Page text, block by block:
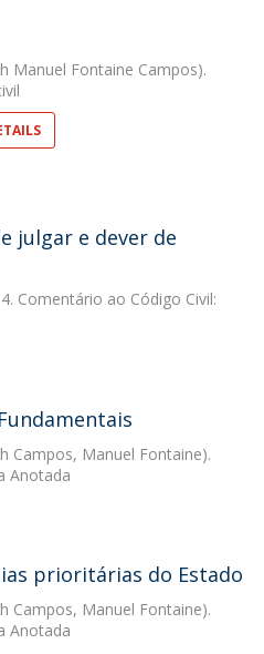
Manuel Fontaine Campos).
julgar e dever de
Comentário ao Código Civil:
Campos, Manuel Fontaine).
Anotada
prioritárias do Estado
Campos, Manuel Fontaine).
Anotada